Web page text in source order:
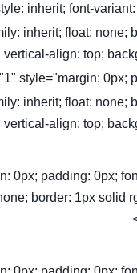
inherit; font-
inherit; float:
align: top;
style="margin: 0px;
inherit; float:
align: top;
0px; padding: 0px;
border: 1px